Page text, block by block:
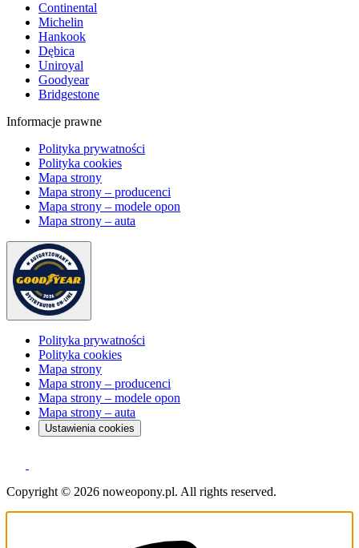
Continental
Michelin
Hankook
Dębica
Uniroyal
Goodyear
Bridgestone
Informacje prawne
Polityka prywatności
Polityka cookies
Mapa strony
Mapa strony – producenci
Mapa strony – modele opon
Mapa strony – auta
Polityka prywatności
Polityka cookies
Mapa strony
Mapa strony – producenci
Mapa strony – modele opon
Mapa strony – auta
Ustawienia cookies
Copyright © 2026 noweopony.pl. All rights reserved.